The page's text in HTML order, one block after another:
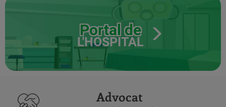
Portal de
L'HOSPITAL
Advocat